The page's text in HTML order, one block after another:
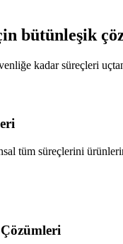
bütünleşik
kadar süreçleri
tüm süreçlerini